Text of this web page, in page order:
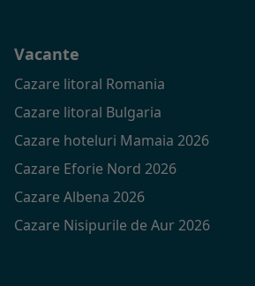
Vacante
Cazare litoral Romania
Cazare litoral Bulgaria
Cazare hoteluri Mamaia 2026
Cazare Eforie Nord 2026
Cazare Albena 2026
Cazare Nisipurile de Aur 2026